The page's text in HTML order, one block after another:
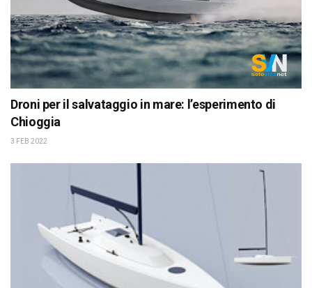
Droni per il salvataggio in mare: l’esperimento di
Chioggia
3 FEB 2022